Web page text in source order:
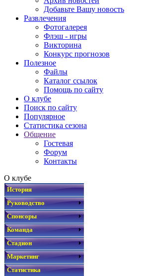
Добавьте Вашу новость
Развлечения
Фотогалерея
Флэш - игры
Викторина
Конкурс прогнозов
Полезное
Файлы
Каталог ссылок
Помощь по сайту
О клубе
Поиск по сайту
Популярное
Статистика сезона
Общение
Гостевая
Форум
Контакты
О клубе
История
Руководство
Спонсоры
Команда
Стадион
Маркетинг
Статистика